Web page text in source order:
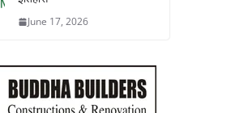
June 17, 2026